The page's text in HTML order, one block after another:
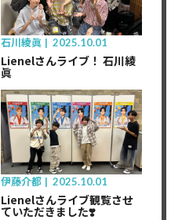
石川綾眞 2025.10.01
Lienelさんライブ！ 石川綾
眞
伊藤介都 2025.10.01
Lienelさんライブ観覧させ
ていただきました❣️